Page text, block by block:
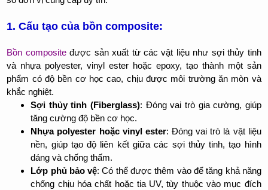
1. Cấu tạo của bồn composite:
Bồn compositeđược sản xuất từ các vật liệu như sợi thủy tinh
và nhựa polyester, vinyl ester hoặc epoxy, tạo thành một sản
phẩm có độ bền cơ học cao, chịu được môi trường ăn mòn và
khắc nghiệt.
Sợi thủy tinh (Fiberglass): Đóng vai trò gia cường, giúp
tăng cường độ bền cơ học.
Nhựa polyester hoặc vinyl ester: Đóng vai trò là vật liệu
nền, giúp tạo độ liên kết giữa các sợi thủy tinh, tạo hình
dáng và chống thấm.
Lớp phủ bảo vệ: Có thể được thêm vào để tăng khả năng
chống chịu hóa chất hoặc tia UV, tùy thuộc vào mục đích